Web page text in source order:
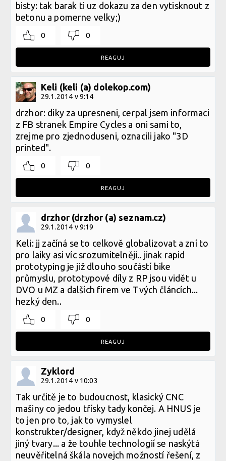
bisty: tak barak ti uz dokazu za den vytisknout z
betonu a pomerne velky;)
0 0
REAGUJ
Keli (keli (a) dolekop.com)
29.1.2014 v 9:14
drzhor: diky za upresneni, cerpal jsem informaci
z FB stranek Empire Cycles a oni sami to,
zrejme pro zjednoduseni, oznacili jako "3D
printed".
0 0
REAGUJ
drzhor (drzhor (a) seznam.cz)
29.1.2014 v 9:19
Keli: jj začíná se to celkově globalizovat a zní to
pro laiky asi víc srozumitelněji.. jinak rapid
prototyping je již dlouho součástí bike
průmyslu, prototypové díly z RP jsou vidět u
DVO u MZ a dalších firem ve Tvých článcích...
hezký den..
0 0
REAGUJ
Zyklord
29.1.2014 v 10:03
Tak určitě je to budoucnost, klasický CNC
mašiny co jedou třísky tady končej. A HNUS je
to jen pro to, jak to vymyslel
konstrukter/designer, když někdo jinej udělá
jiný tvary... a že touhle technologií se naskýtá
neuvěřitelná škála novejch možností řešení, z